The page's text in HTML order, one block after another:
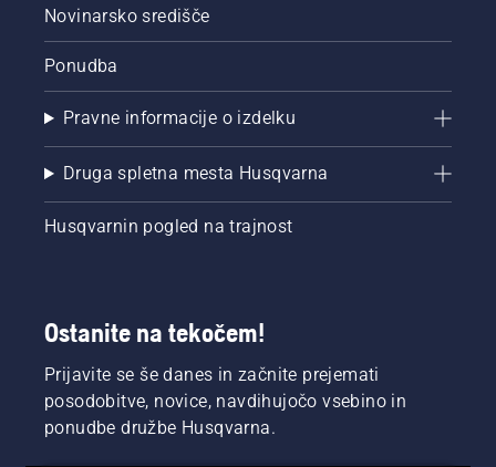
Novinarsko središče
Ponudba
Pravne informacije o izdelku
Druga spletna mesta Husqvarna
Husqvarnin pogled na trajnost
Ostanite na tekočem!
Prijavite se še danes in začnite prejemati
posodobitve, novice, navdihujočo vsebino in
ponudbe družbe Husqvarna.